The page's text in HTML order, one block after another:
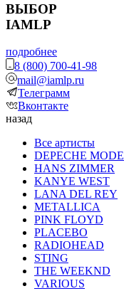
ВЫБОР
IAMLP
подробнее
8 (800) 700-41-98
mail@iamlp.ru
Телеграмм
Вконтакте
назад
Все артисты
DEPECHE MODE
HANS ZIMMER
KANYE WEST
LANA DEL REY
METALLICA
PINK FLOYD
PLACEBO
RADIOHEAD
STING
THE WEEKND
VARIOUS